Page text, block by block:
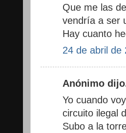
Que me las
vendría a ser
Hay cuanto
24 de abril de
Anónimo
Yo cuando
circuito ilegal
Subo a la